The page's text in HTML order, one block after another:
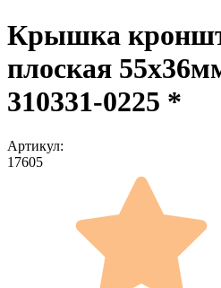
Крышка
плоская
310331-0225 *
Артикул:
17605